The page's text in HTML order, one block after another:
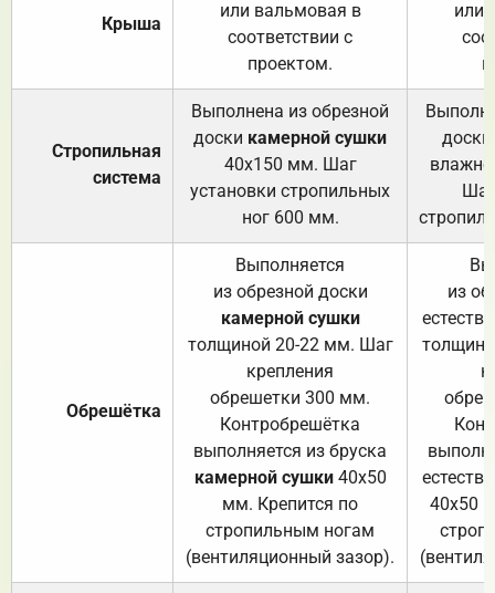
Крыша
или вальмовая в
соответствии с
проектом.
или
Стропильная
система
Выполнена из обрезной
доски камерной сушки
40х150 мм. Шаг
установки стропильных
ног 600 мм.
доски
Обрешётка
Выполняется
из обрезной доски
камерной сушки
толщиной 20-22 мм. Шаг
крепления
обрешетки 300 мм.
Контробрешётка
выполняется из бруска
камерной сушки40х50
мм. Крепится по
стропильным ногам
(вентиляционный зазор).
из
40х50